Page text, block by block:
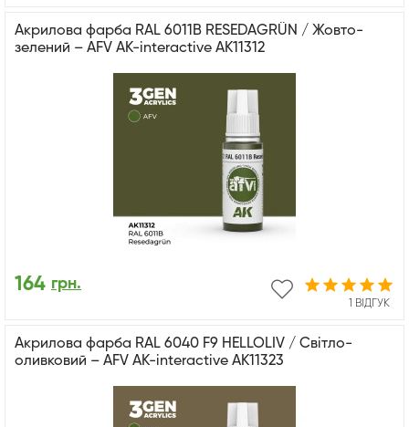
Акрилова фарба RAL 6011B RESEDAGRÜN / Жовто-
зелений – AFV АК-interactive AK11312
1 ВІДГУК
164 грн.
Акрилова фарба RAL 6040 F9 HELLOLIV / Світло-
оливковий – AFV АК-interactive AK11323